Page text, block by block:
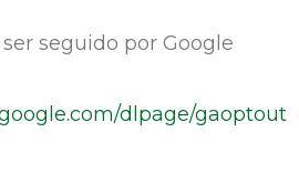
seguido por Google
dlpage/gaoptout